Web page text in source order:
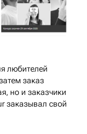
любителей
заказ
но и заказчики
заказывал свой